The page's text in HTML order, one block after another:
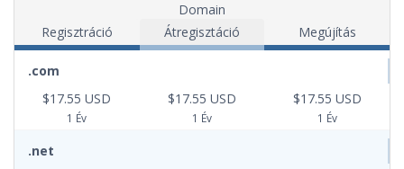
Domain
Regisztráció
Átregisztáció Megújítás
.com
$17.55 USD
1 Év
$17.55 USD
1 Év
$17.55 USD
1 Év
.net